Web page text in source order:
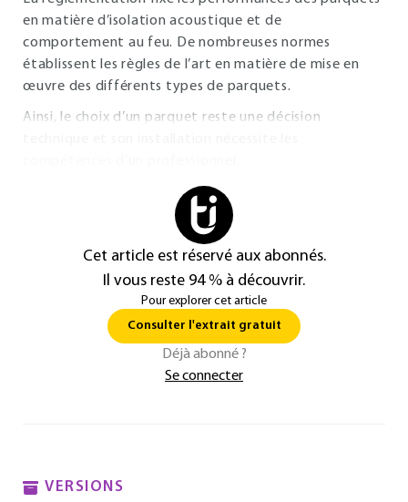
en matière d’isolation acoustique et de
comportement au feu. De nombreuses normes
établissent les règles de l’art en matière de mise en
œuvre des différents types de parquets.
Ainsi, le choix d’un parquet reste une décision
Cet article est réservé aux abonnés.
Il vous reste 94 % à découvrir.
Pour explorer cet article
Consulter l'extrait gratuit
Déjà abonné ?
Se connecter
VERSIONS